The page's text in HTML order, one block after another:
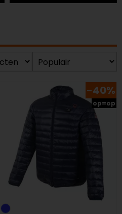
-40%
op=op